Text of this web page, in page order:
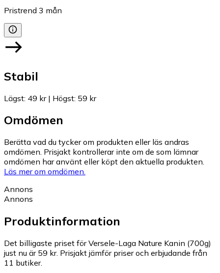
Pristrend 3 mån
Stabil
Lägst: 49 kr| Högst: 59 kr
Omdömen
Berätta vad du tycker om produkten eller läs andras
omdömen. Prisjakt kontrollerar inte om de som lämnar
omdömen har använt eller köpt den aktuella produkten.
Läs mer om omdömen.
Annons
Annons
Produktinformation
Det billigaste priset för Versele-Laga Nature Kanin (700g)
just nu är 59 kr. Prisjakt jämför priser och erbjudande från
11 butiker.